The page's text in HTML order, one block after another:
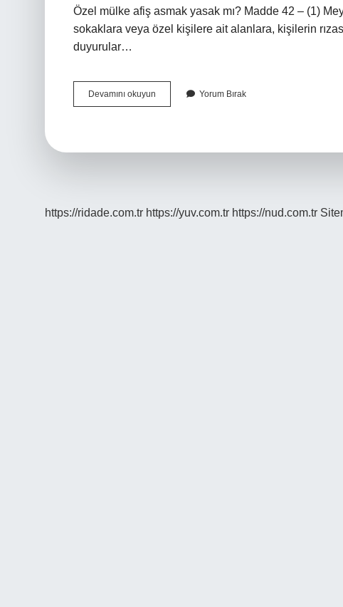
Özel mülke afiş asmak yasak mı? Madde 42 – (1)
sokaklara veya özel kişilere ait alanlara, kişilerin
duyurular…
Devamını okuyun
Asmak
Yorum Bırak
https://ridade.com.tr https://yuv.com.tr https://nud.com.tr